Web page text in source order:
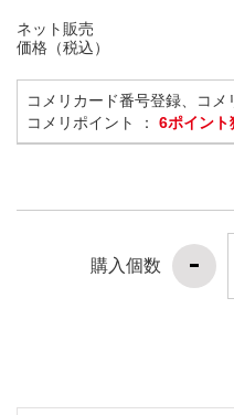
ネット販売
価格（税込）
コメリカード番号登録、コ
コメリポイント ： 6ポイント
購入個数